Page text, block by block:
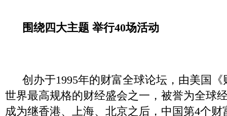
围绕四大主题 举行40场活动
创办于1995年的财富全球论坛，由美国
世界最高规格的财经盛会之一，被誉为全球
成为继香港、上海、北京之后，中国第4个